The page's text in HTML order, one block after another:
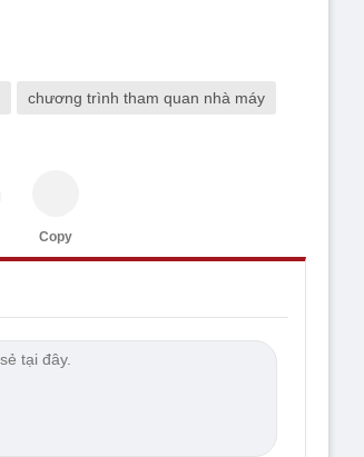
chương trình tham quan nhà máy
Copy